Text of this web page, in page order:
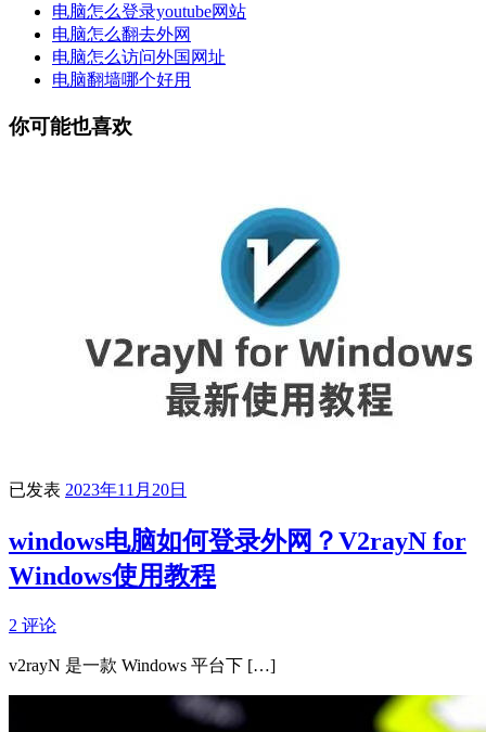
电脑怎么登录youtube网站
电脑怎么翻去外网
电脑怎么访问外国网址
电脑翻墙哪个好用
你可能也喜欢
已发表 2023年11月20日
windows电脑如何登录外网？V2rayN for
Windows使用教程
2 评论
v2rayN 是一款 Windows 平台下 […]